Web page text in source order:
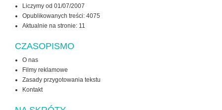
Liczymy od 01/07/2007
Opublikowanych treści: 4075
Aktualnie na stronie: 11
CZASOPISMO
O nas
Filmy reklamowe
Zasady przygotowania tekstu
Kontakt